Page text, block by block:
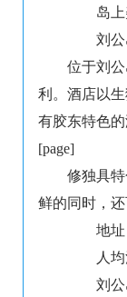
岛上
刘公
位于刘
利。酒店以
有胶东特色
[page]
修独具
鲜的同时，还
地址
人均
刘公